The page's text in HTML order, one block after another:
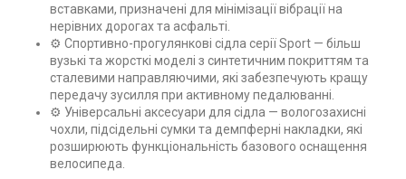
вставками, призначені для мінімізації вібрації на
нерівних дорогах та асфальті.
⚙️ Спортивно-прогулянкові сідла серії Sport — більш
вузькі та жорсткі моделі з синтетичним покриттям та
сталевими направляючими, які забезпечують кращу
передачу зусилля при активному педалюванні.
⚙️ Універсальні аксесуари для сідла — вологозахисні
чохли, підсідельні сумки та демпферні накладки, які
розширюють функціональність базового оснащення
велосипеда.